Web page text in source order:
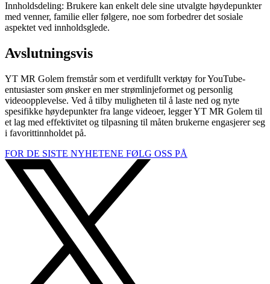
Innholdsdeling: Brukere kan enkelt dele sine utvalgte høydepunkter
med venner, familie eller følgere, noe som forbedrer det sosiale
aspektet ved innholdsglede.
Avslutningsvis
YT MR Golem fremstår som et verdifullt verktøy for YouTube-
entusiaster som ønsker en mer strømlinjeformet og personlig
videoopplevelse. Ved å tilby muligheten til å laste ned og nyte
spesifikke høydepunkter fra lange videoer, legger YT MR Golem til
et lag med effektivitet og tilpasning til måten brukerne engasjerer seg
i favorittinnholdet på.
FOR DE SISTE NYHETENE FØLG OSS PÅ